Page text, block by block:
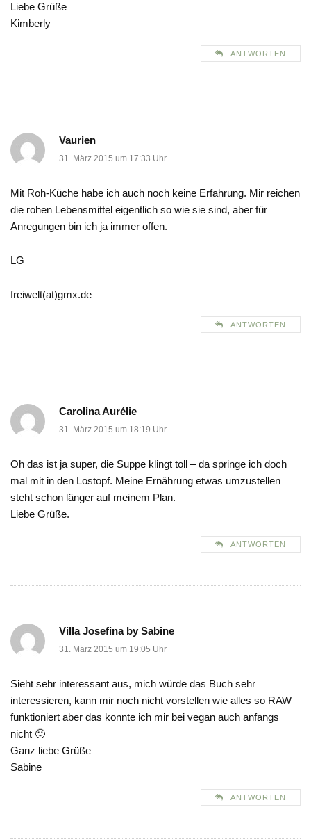
Liebe Grüße
Kimberly
ANTWORTEN
Vaurien
31. März 2015 um 17:33 Uhr
Mit Roh-Küche habe ich auch noch keine Erfahrung. Mir reichen
die rohen Lebensmittel eigentlich so wie sie sind, aber für
Anregungen bin ich ja immer offen.
LG
freiwelt(at)gmx.de
ANTWORTEN
Carolina Aurélie
31. März 2015 um 18:19 Uhr
Oh das ist ja super, die Suppe klingt toll – da springe ich doch
mal mit in den Lostopf. Meine Ernährung etwas umzustellen
steht schon länger auf meinem Plan.
Liebe Grüße.
ANTWORTEN
Villa Josefina by Sabine
31. März 2015 um 19:05 Uhr
Sieht sehr interessant aus, mich würde das Buch sehr
interessieren, kann mir noch nicht vorstellen wie alles so RAW
funktioniert aber das konnte ich mir bei vegan auch anfangs
nicht 🙂
Ganz liebe Grüße
Sabine
ANTWORTEN